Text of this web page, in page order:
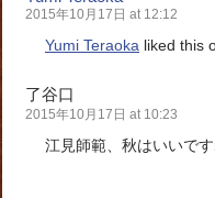
2015年10月17日 at 12:12
Yumi Teraoka liked this
了谷口
2015年10月17日 at 10:23
江見師範、秋はいいで